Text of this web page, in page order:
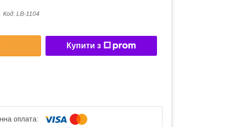
Код: LB-1104
Купити з